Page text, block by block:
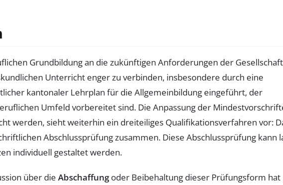
Grundbildung an die zukünftigen Anforderungen der Gesellschaft
Unterricht enger zu verbinden, insbesondere durch eine
kantonaler Lehrplan für die Allgemeinbildung eingeführt, der
Umfeld vorbereitet sind. Die Anpassung der
werden, sieht weiterhin ein dreiteiliges Qualifikationsverfahren vor:
Abschlussprüfung zusammen. Diese Abschlussprüfung kann
individuell gestaltet werden.
über die Abschaffungoder Beibehaltung dieser Prüfungsform hat